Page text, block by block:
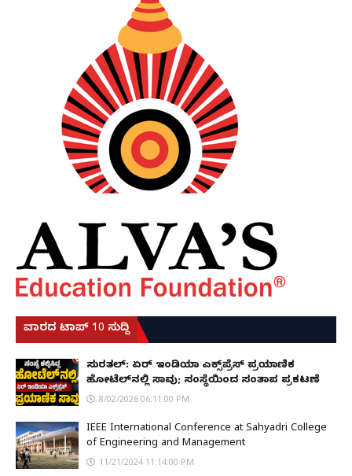
ವಾರದ ಟಾಪ್ 10 ಸುದ್ದಿ
ಸುರತ್ಕಲ್: ಏರ್ ಇಂಡಿಯಾ ಎಕ್ಸ್‌ಪ್ರೆಸ್ ಪ್ರಯಾಣಿಕ
ಹೋಟೆಲ್‌ನಲ್ಲಿ ಸಾವು; ಸಂಸ್ಥೆಯಿಂದ ಸಂತಾಪ ಪ್ರಕಟಣೆ
8/02/2026 06:11:00 PM
IEEE International Conference at Sahyadri College
of Engineering and Management
11/21/2024 11:14:00 PM